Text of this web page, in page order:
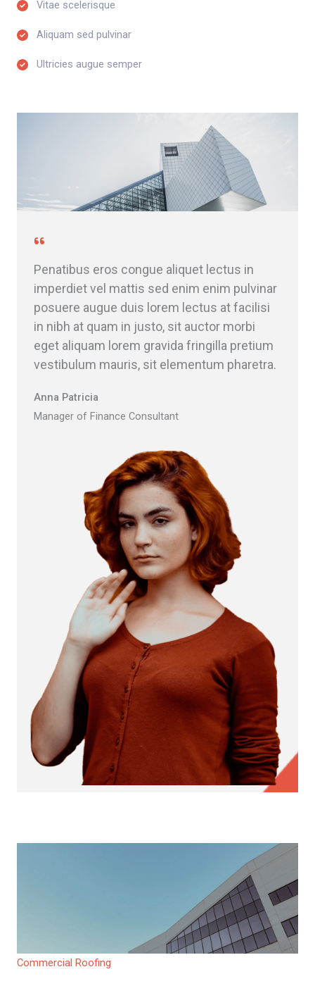
Vitae scelerisque​
Aliquam sed pulvinar​
Ultricies augue semper​
Penatibus eros congue aliquet lectus in
imperdiet vel mattis sed enim enim pulvinar
posuere augue duis lorem lectus at facilisi
in nibh at quam in justo, sit auctor morbi
eget aliquam lorem gravida fringilla pretium
vestibulum mauris, sit elementum pharetra.​
Anna Patricia​​
Manager of Finance Consultant​
Commercial Roofing